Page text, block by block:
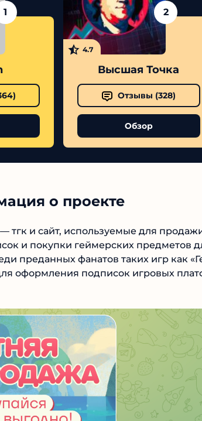
1
)
2
4.7
Высшая Точка
Отзывы ( 328)
Обзор
о проекте
тгк и сайт, используемые для
и покупки геймерских предметов
преданных фанатов таких игр как
оформления подписок игровых